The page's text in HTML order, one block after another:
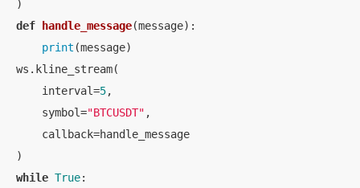
def
handle_message(message):
print (message)
ws.kline_stream(
    interval=
5,
    symbol=
"BTCUSDT" ,
    callback=handle_message
while True: